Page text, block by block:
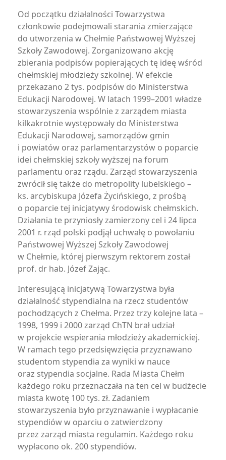
Od początku działalności Towarzystwa
członkowie podejmowali starania zmierzające
do utworzenia w Chełmie Państwowej Wyższej
Szkoły Zawodowej. Zorganizowano akcję
zbierania podpisów popierających tę ideę wśród
chełmskiej młodzieży szkolnej. W efekcie
przekazano 2 tys. podpisów do Ministerstwa
Edukacji Narodowej. W latach 1999–2001 władze
stowarzyszenia wspólnie z zarządem miasta
kilkakrotnie występowały do Ministerstwa
Edukacji Narodowej, samorządów gmin
i powiatów oraz parlamentarzystów o poparcie
idei chełmskiej szkoły wyższej na forum
parlamentu oraz rządu. Zarząd stowarzyszenia
zwrócił się także do metropolity lubelskiego –
ks. arcybiskupa Józefa Życińskiego, z prośbą
o poparcie tej inicjatywy środowisk chełmskich.
Działania te przyniosły zamierzony cel i 24 lipca
2001 r. rząd polski podjął uchwałę o powołaniu
Państwowej Wyższej Szkoły Zawodowej
w Chełmie, której pierwszym rektorem został
prof. dr hab. Józef Zając.
Interesującą inicjatywą Towarzystwa była
działalność stypendialna na rzecz studentów
pochodzących z Chełma. Przez trzy kolejne lata –
1998, 1999 i 2000 zarząd ChTN brał udział
w projekcie wspierania młodzieży akademickiej.
W ramach tego przedsięwzięcia przyznawano
studentom stypendia za wyniki w nauce
oraz stypendia socjalne. Rada Miasta Chełm
każdego roku przeznaczała na ten cel w budżecie
miasta kwotę 100 tys. zł. Zadaniem
stowarzyszenia było przyznawanie i wypłacanie
stypendiów w oparciu o zatwierdzony
przez zarząd miasta regulamin. Każdego roku
wypłacono ok. 200 stypendiów.